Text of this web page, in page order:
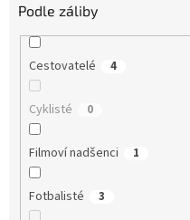
Podle záliby
Cestovatelé 4
Cyklisté 0
Filmoví nadšenci 1
Fotbalisté 3